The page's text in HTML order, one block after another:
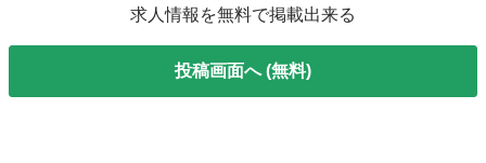
求人情報を無料で掲載出来る
投稿画面へ (無料)